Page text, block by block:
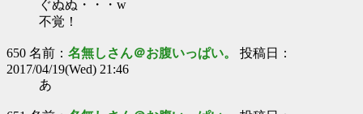
ぐぬぬ・・・w
不覚！
650 名前： 名無しさん＠お腹いっぱい。 投稿日：
2017/04/19(Wed) 21:46
あ